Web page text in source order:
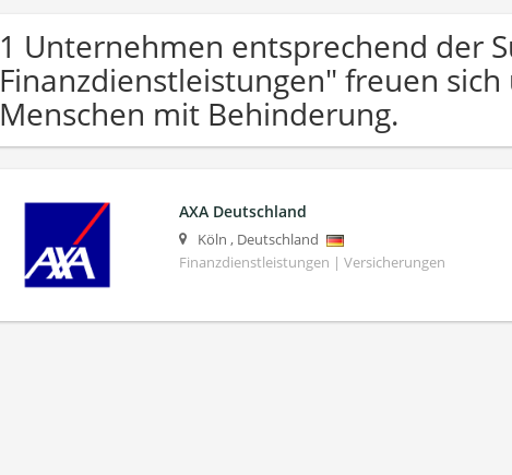
1 Unternehmen entsprechend der
Finanzdienstleistungen" freuen
Menschen mit Behinderung.
AXA Deutschland
Köln , Deutschland
Finanzdienstleistungen | Versicherungen